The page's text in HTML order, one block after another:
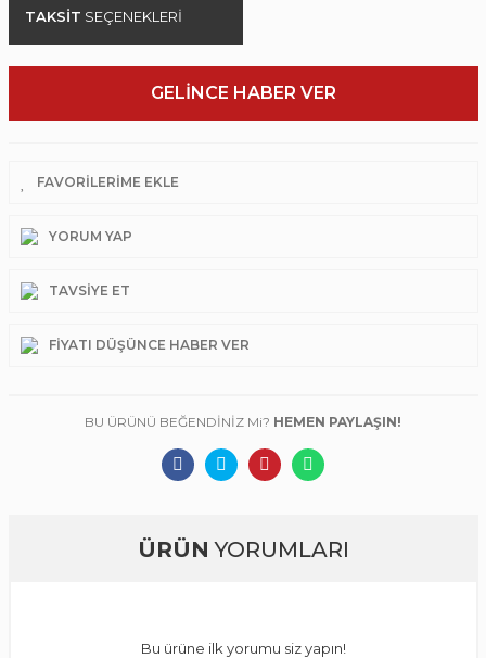
TAKSİT SEÇENEKLERİ
GELİNCE HABER VER
YORUM YAP
TAVSIYE ET
FIYATI DÜŞÜNCE HABER VER
BU ÜRÜNÜ BEĞENDİNİZ Mi? HEMEN PAYLAŞIN!
ÜRÜN YORUMLARI
Bu ürüne ilk yorumu siz yapın!